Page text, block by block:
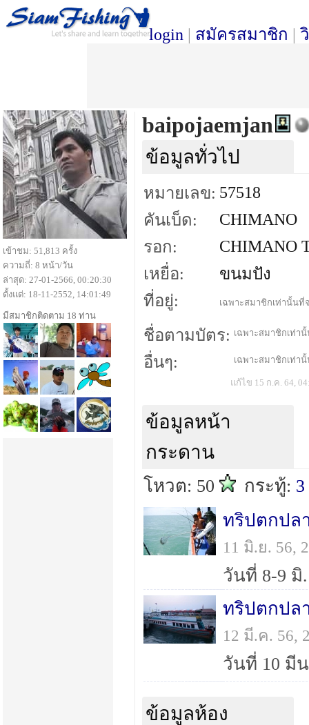
login | สมัครสมาชิก |
baipojaemjan
ข้อมูลทั่วไป
หมายเลข: 57518
คันเบ็ด:
CHIMANO
รอก:
CHIMANO
เหยื่อ:
ขนมปัง
ที่อยู่:
เฉพาะสมาชิกเท่านั้นที่
ชื่อตามบัตร: เฉพาะสมาชิกเท่า
อื่นๆ: เฉพาะสมาชิกเท่า
แก้ไข 15 ก.ค. 64,
ข้อมูลหน้า
กระดาน
โหวต: 50 กระทู้: 3
ทริปตกปล
11 มิ.ย. 56,
ทริปตกปล
12 มี.ค. 56,
ข้อมูลห้อง
เข้าชม: 51,813 ครั้ง
ความถี่: 8 หน้า/วัน
ล่าสุด: 27-01-2566, 00:20:30
ตั้งแต่: 18-11-2552, 14:01:49
มีสมาชิกติดตาม 18 ท่าน